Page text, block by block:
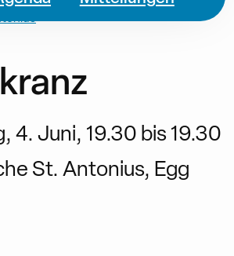
4. Juni, 19.30 bis 19.30
St. Antonius, Egg